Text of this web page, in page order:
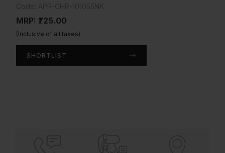
MRP: ₹725.00
(Inclusive of all taxes)
SHORTLIST
MRP: ₹4,500.00
(Inclusive of all taxes)
SHORTLIST